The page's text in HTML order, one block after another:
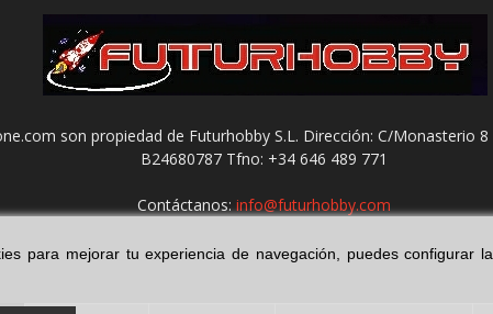
son propiedad de Futurhobby S.L. Dirección: C/Monasterio 8
B24680787 Tfno: +34 646 489 771
Contáctanos:info@futurhobby.com
para mejorar tu experiencia de navegación, puedes configurar